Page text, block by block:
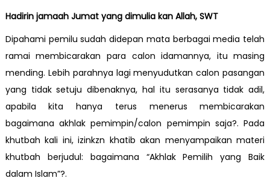
Hadirin jamaah Jumat yang dimulia kan Allah, SWT
Dipahami pemilu sudah didepan mata berbagai media telah
ramai membicarakan para calon idamannya, itu masing
mending. Lebih parahnya lagi menyudutkan calon pasangan
yang tidak setuju dibenaknya, hal itu serasanya tidak adil,
apabila kita hanya terus menerus membicarakan
bagaimana akhlak pemimpin/calon pemimpin saja?. Pada
khutbah kali ini, izinkzn khatib akan menyampaikan materi
khutbah berjudul: bagaimana “Akhlak Pemilih yang Baik
dalam Islam”?.